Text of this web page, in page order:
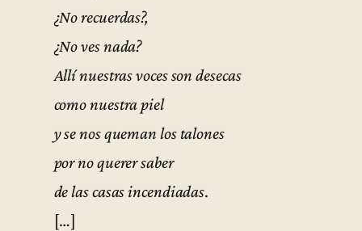
¿No recuerdas?,
¿No ves nada?
Allí nuestras voces son desecas
como nuestra piel
y se nos queman los talones
por no querer saber
de las casas incendiadas.
[…]